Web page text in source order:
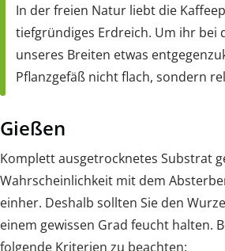
In der freien Natur liebt die
tiefgründiges Erdreich. Um ihr bei
unseres Breiten etwas
Pflanzgefäß nicht flach, sondern
Gießen
Komplett ausgetrocknetes Substrat
Wahrscheinlichkeit mit dem
einher. Deshalb sollten Sie den
einem gewissen Grad feucht halten.
folgende Kriterien zu beachten: